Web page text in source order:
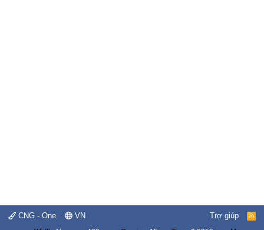
CNG - One VN Trợ giúp
R